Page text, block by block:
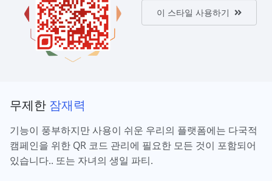
이 스타일 사용하기
무제한 잠재력
기능이 풍부하지만 사용이 쉬운 우리의 플랫폼에는 다국적
캠페인을 위한 QR 코드 관리에 필요한 모든 것이 포함되어
있습니다.. 또는 자녀의 생일 파티.